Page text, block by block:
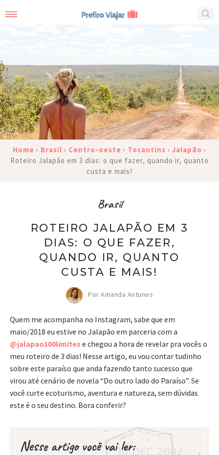
Home › Brasil › Centro-oeste › Tocantins › Jalapão ›
Roteiro Jalapão em 3 dias: o que fazer, quando ir, quanto
custa e mais!
Brasil
ROTEIRO JALAPÃO EM 3
DIAS: O QUE FAZER,
QUANDO IR, QUANTO
CUSTA E MAIS!
Por Amanda Antunes
Quem me acompanha no Instagram, sabe que em
maio/2018 eu estive no Jalapão em parceria com a
@jalapao100limites e chegou a hora de revelar pra vocês o
meu roteiro de 3 dias! Nesse artigo, eu vou contar tudinho
sobre este paraíso que anda fazendo tanto sucesso que
virou até cenário de novela “Do outro lado do Paraíso”. Se
você curte ecoturismo, aventura e natureza, sem dúvidas
este é o seu destino. Bora conferir?
Nesse artigo você vai ler: